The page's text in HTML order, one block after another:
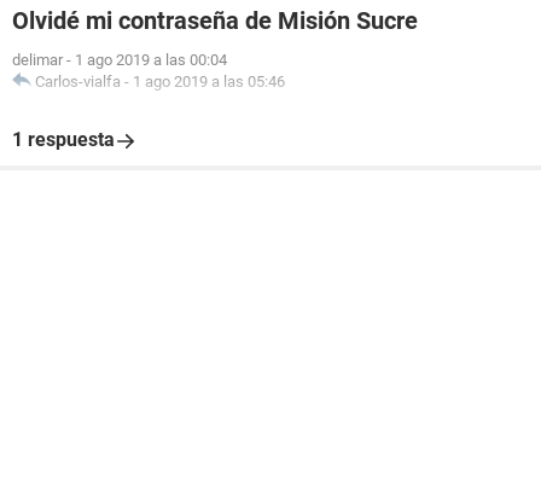
Olvidé mi contraseña de Misión Sucre
delimar - 1 ago 2019 a las 00:04
Carlos-vialfa - 1 ago 2019 a las 05:46
1 respuesta